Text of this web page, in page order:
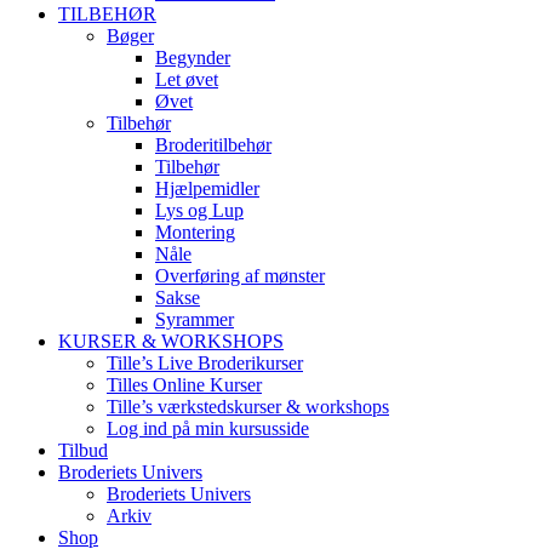
TILBEHØR
Bøger
Begynder
Let øvet
Øvet
Tilbehør
Broderitilbehør
Tilbehør
Hjælpemidler
Lys og Lup
Montering
Nåle
Overføring af mønster
Sakse
Syrammer
KURSER & WORKSHOPS
Tille’s Live Broderikurser
Tilles Online Kurser
Tille’s værkstedskurser & workshops
Log ind på min kursusside
Tilbud
Broderiets Univers
Broderiets Univers
Arkiv
Shop